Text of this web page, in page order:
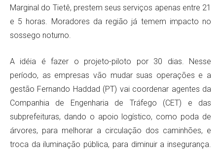
Marginal do Tietê, prestem seus serviços apenas entre 21
e 5 horas. Moradores da região já temem impacto no
sossego noturno.
A idéia é fazer o projeto-piloto por 30 dias. Nesse
período, as empresas vão mudar suas operações e a
gestão Fernando Haddad (PT) vai coordenar agentes da
Companhia de Engenharia de Tráfego (CET) e das
subprefeituras, dando o apoio logístico, como poda de
árvores, para melhorar a circulação dos caminhões, e
troca da iluminação pública, para diminuir a insegurança.